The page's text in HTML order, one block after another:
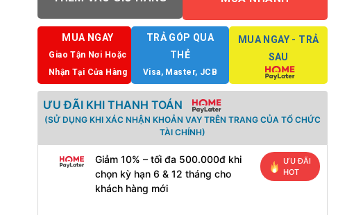
MUA NGAY
Giao Tận Nơi Hoặc
Nhận Tại Cửa Hàng
TRẢ GÓP QUA
THẺ
Visa, Master, JCB
MUA NGAY - TRẢ
SAU
ƯU ĐÃI KHI THANH TOÁN
(SỬ DỤNG KHI XÁC NHẬN KHOẢN VAY TRÊN TRANG CỦA TỔ CHỨC
TÀI CHÍNH)
Giảm 10% – tối đa 500.000đ khi
chọn kỳ hạn 6 & 12 tháng cho
khách hàng mới
ƯU ĐÃI
HOT